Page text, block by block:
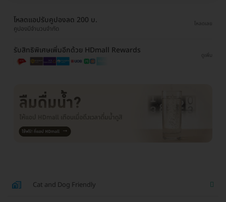
โหลดแอปรับคูปองลด 200 บ.
คูปองมีจำนวนจำกัด
โหลดเลย
รับสิทธิพิเศษเพิ่มอีกด้วย HDmall Rewards
ดูเพิ่ม
Cat and Dog Friendly